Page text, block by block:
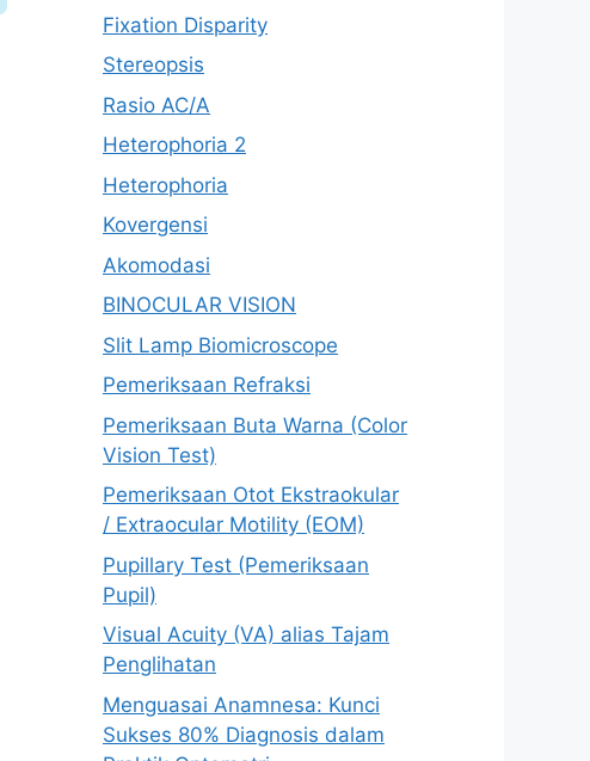
Fixation Disparity
Stereopsis
Rasio AC/A
Heterophoria 2
Heterophoria
Kovergensi
Akomodasi
BINOCULAR VISION
Slit Lamp Biomicroscope
Pemeriksaan Refraksi
Pemeriksaan Buta Warna (Color
Vision Test)
Pemeriksaan Otot Ekstraokular
/ Extraocular Motility (EOM)
Pupillary Test (Pemeriksaan
Pupil)
Visual Acuity (VA) alias Tajam
Penglihatan
Menguasai Anamnesa: Kunci
Sukses 80% Diagnosis dalam